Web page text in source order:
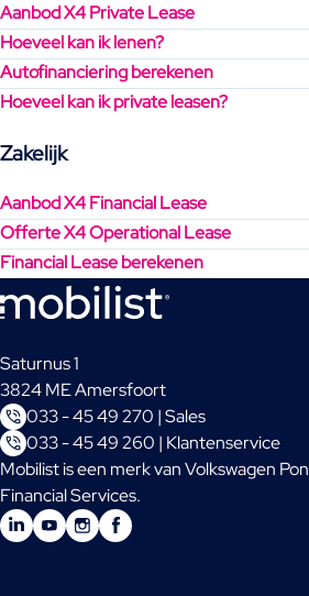
Aanbod X4 Private Lease
Hoeveel kan ik lenen?
Autofinanciering berekenen
Hoeveel kan ik private leasen?
Zakelijk
Aanbod X4 Financial Lease
Offerte X4 Operational Lease
Financial Lease berekenen
Saturnus 1
3824 ME Amersfoort
033 - 45 49 270 | Sales
033 - 45 49 260 | Klantenservice
Mobilist is een merk van Volkswagen Pon
Financial Services.